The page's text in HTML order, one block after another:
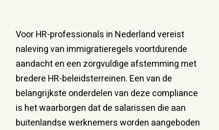
Voor HR-professionals in Nederland vereist
naleving van immigratieregels voortdurende
aandacht en een zorgvuldige afstemming met
bredere HR-beleidsterreinen. Een van de
belangrijkste onderdelen van deze compliance
is het waarborgen dat de salarissen die aan
buitenlandse werknemers worden aangeboden